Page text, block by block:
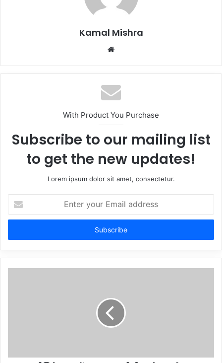
Kamal Mishra
Website
With Product You Purchase
Subscribe to our mailing list
to get the new updates!
Lorem ipsum dolor sit amet, consectetur.
your
Email